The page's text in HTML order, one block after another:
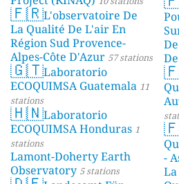
🇫🇷L'observatoire De
La Qualité De L'air En
Région Sud Provence-
Alpes-Côte D'Azur 57 stations
🇬🇹Laboratorio
ECOQUIMSA Guatemala 11
stations
🇭🇳Laboratorio
ECOQUIMSA Honduras 1
stations
Lamont-Doherty Earth
Observatory 5 stations
-